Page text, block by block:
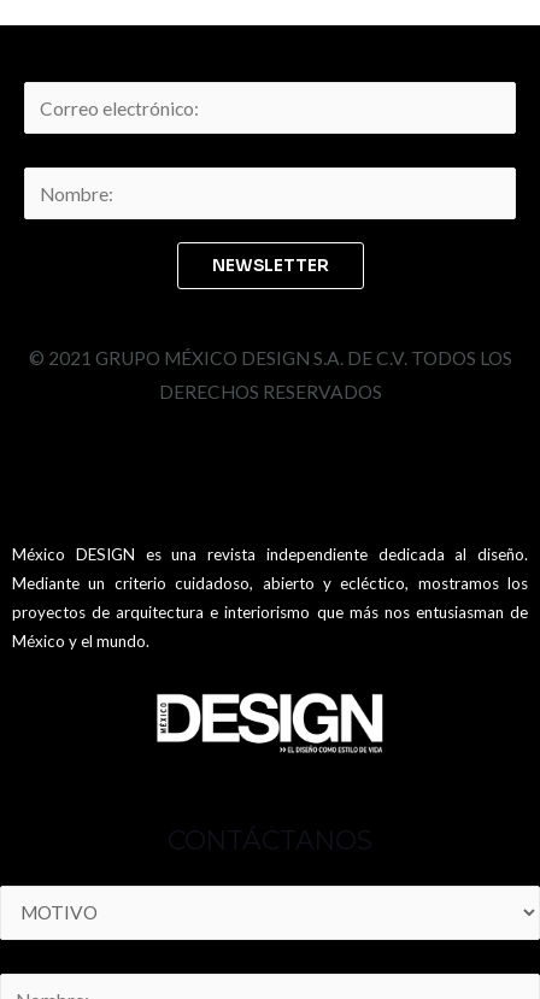
© 2021 GRUPO MÉXICO DESIGN S.A. DE C.V. TODOS LOS
DERECHOS RESERVADOS
México DESIGN es una revista independiente dedicada al diseño.
Mediante un criterio cuidadoso, abierto y ecléctico, mostramos los
proyectos de arquitectura e interiorismo que más nos entusiasman de
México y el mundo.
CONTÁCTANOS